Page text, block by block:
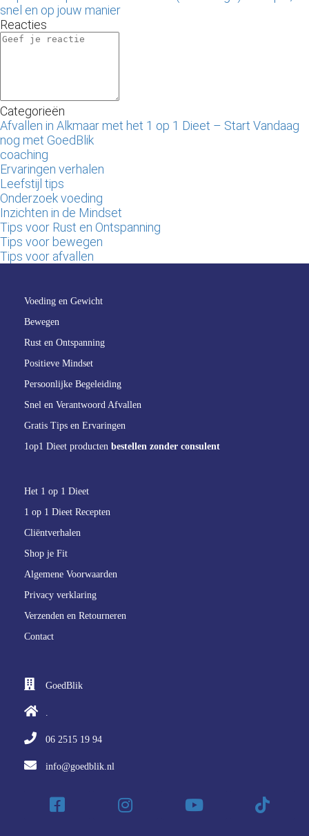
snel en op jouw manier
Reacties
Categorieën
Afvallen in Alkmaar met het 1 op 1 Dieet – Start Vandaag
nog met GoedBlik
coaching
Ervaringen verhalen
Leefstijl tips
Onderzoek voeding
Inzichten in de Mindset
Tips voor Rust en Ontspanning
Tips voor bewegen
Tips voor afvallen
Voeding en Gewicht
Bewegen
Rust en Ontspanning
Positieve Mindset
Persoonlijke Begeleiding
Snel en Verantwoord Afvallen
Gratis Tips en Ervaringen
1op1 Dieet producten bestellen zonder consulent
Het 1 op 1 Dieet
1 op 1 Dieet Recepten
Cliëntverhalen
Shop je Fit
Algemene Voorwaarden
Privacy verklaring
Verzenden en Retourneren
Contact
GoedBlik
.
06 2515 19 94
info@goedblik.nl